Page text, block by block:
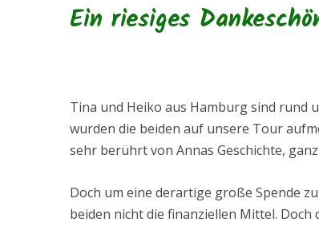
Ein riesiges
Tina und Heiko aus Hamburg sind rund
wurden die beiden auf unsere Tour
sehr berührt von Annas Geschichte,
Doch um eine derartige große Spende
beiden nicht die finanziellen Mittel. Doch